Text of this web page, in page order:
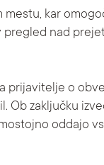
kar
pregled nad
prijavitelje o
Ob zaključku
oddajo